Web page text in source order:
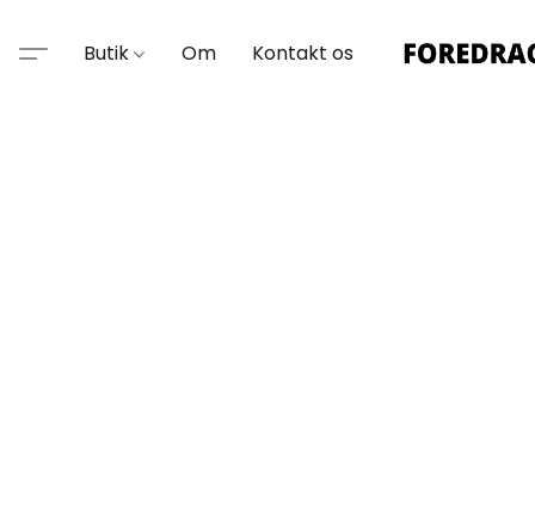
Butik Om Kontakt os